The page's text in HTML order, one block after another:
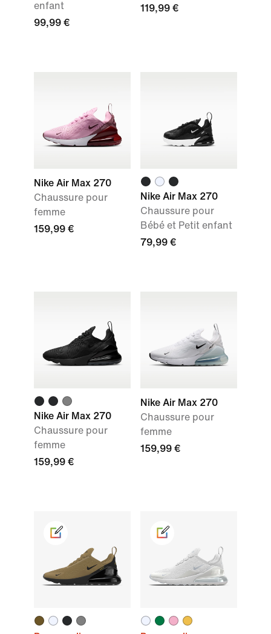
enfant
99,99 €
119,99 €
Nike Air Max 270
Chaussure pour
femme
159,99 €
Nike Air Max 270
Chaussure pour
Bébé et Petit enfant
79,99 €
Nike Air Max 270
Chaussure pour
femme
159,99 €
Nike Air Max 270
Chaussure pour
femme
159,99 €